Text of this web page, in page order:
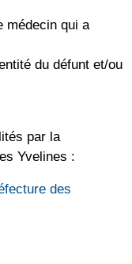
médecin qui a
du défunt et/ou
par la
Yvelines :
des